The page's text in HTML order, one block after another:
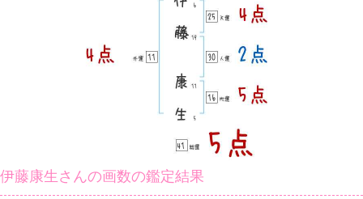
伊藤康生さんの画数の鑑定結果